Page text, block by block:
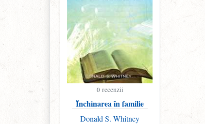
0 recenzii
Închinarea în familie
Donald S. Whitney